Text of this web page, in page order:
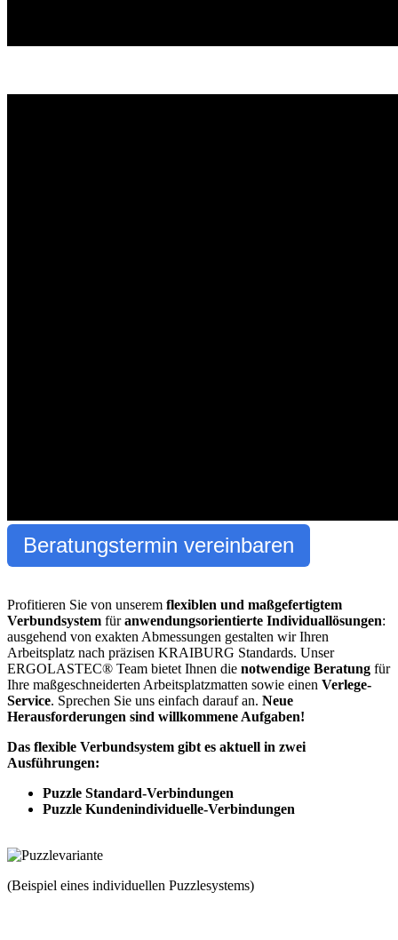
Beratungstermin vereinbaren
Profitieren Sie von unserem flexiblen und maßgefertigtem
Verbundsystem füranwendungsorientierte Individuallösungen:
ausgehend von exakten Abmessungen gestalten wir Ihren
Arbeitsplatz nach präzisen KRAIBURG Standards. Unser
ERGOLASTEC® Team bietet Ihnen die notwendige Beratung für
Ihre maßgeschneiderten Arbeitsplatzmatten sowie einen Verlege-
Service. Sprechen Sie uns einfach darauf an. Neue
Herausforderungen sind willkommene Aufgaben!
Das flexible Verbundsystem gibt es aktuell in zwei
Ausführungen:
Puzzle Standard-Verbindungen
Puzzle Kundenindividuelle-Verbindungen
(Beispiel eines individuellen Puzzlesystems)